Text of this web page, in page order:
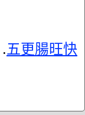
.五更腸旺快